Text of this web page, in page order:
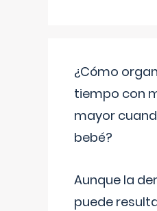
¿Cómo
tiempo con
mayor
bebé?
Aunque la
puede